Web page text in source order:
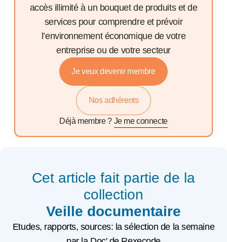
accès illimité à un bouquet de produits et de
services pour comprendre et prévoir
l’environnement économique de votre
entreprise ou de votre secteur
Je veux devenir membre
Nos adhérents
Déjà membre ? Je me connecte
Cet article fait partie de la
collection
Veille documentaire
Etudes, rapports, sources: la sélection de la semaine